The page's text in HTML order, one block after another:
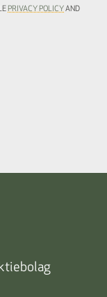
PRIVACY POLICY AND